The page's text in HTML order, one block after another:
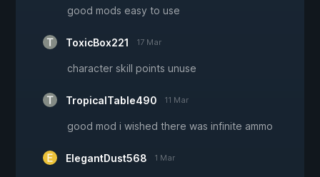
good mods easy to use
ToxicBox221 17 Mar
character skill points unuse
TropicalTable490 11 Mar
good mod i wished there was infinite ammo
ElegantDust568 1 Mar